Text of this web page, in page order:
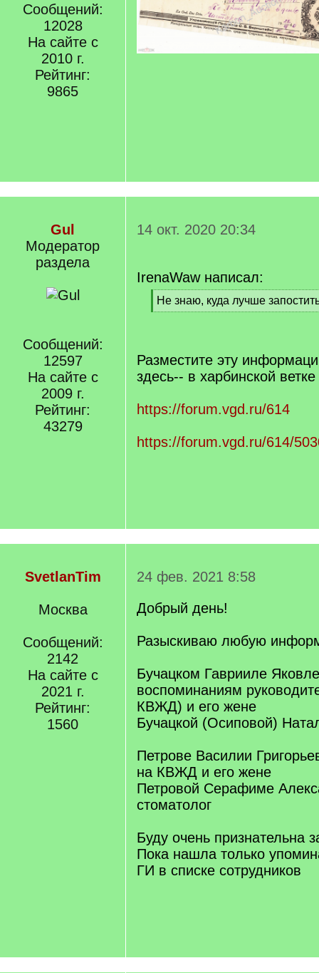
Сообщений:
12028
На сайте с
2010 г.
Рейтинг:
9865
Gul
Модератор
раздела
Сообщений:
12597
На сайте с
2009 г.
Рейтинг:
43279
14 окт. 2020 20:34
IrenaWaw написал:
[
q
Не знаю, куда лучше
[
Разместите эту
здесь-- в харбинской
https://forum.vgd.ru/614
https://forum.vgd.ru/614/
SvetlanTim
Москва
Сообщений:
2142
На сайте с
2021 г.
Рейтинг:
1560
24 фев. 2021 8:58
Добрый день!
Разыскиваю любую
Бучацком Гаврииле
воспоминаниям
КВЖД) и его жене
Бучацкой (Осиповой)
Петрове Василии
на КВЖД и его жене
Петровой Серафиме
стоматолог
Буду очень признательна
Пока нашла только
ГИ в списке сотрудников